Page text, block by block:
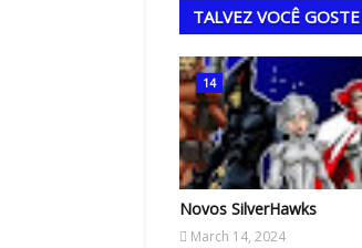
TALVEZ VOCÊ
14
Novos SilverHawks
March 14, 2024